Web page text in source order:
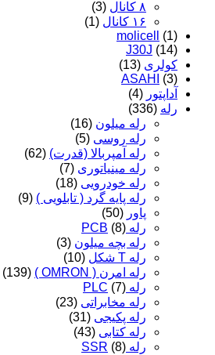
۸ کانال
(3)
۱۶ کانال
(1)
molicell
(1)
J30J (14)
کولری (13)
ASAHI
(3)
آداپتور (4)
رله (336)
رله میلون (16)
رله روسی (5)
رله آمپربالا (قدرت) (62)
رله مینیاتوری (7)
رله خودرویی (18)
رله پایه گرد ( تابلویی ) (9)
پاور (50)
رله PCB (8)
رله بچه میلون (3)
رله T شکل
(10)
رله امرن ( OMRON )
(139)
رله PLC (7)
رله مخابراتی (23)
رله پکیجی (31)
رله کتابی (43)
رله SSR (8)